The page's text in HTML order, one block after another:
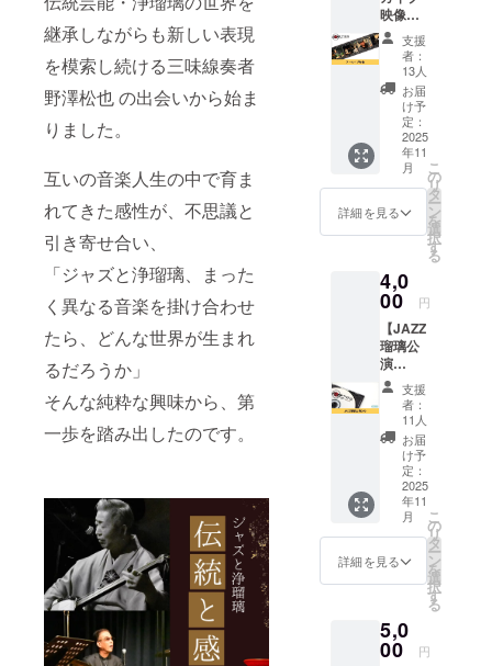
継承しながらも新しい表現
を模索し続ける三味線奏者
野澤松也 の出会いから始ま
りました。
互いの音楽人生の中で育ま
れてきた感性が、不思議と
引き寄せ合い、
「ジャズと浄瑠璃、まった
く異なる音楽を掛け合わせ
たら、どんな世界が生まれ
るだろうか」
そんな純粋な興味から、第
一歩を踏み出したのです。
せ支援
が可能
です。
応援の
気持ち
の上乗
せ、大
歓迎で
す！
映像】
2025年
開催の
JAZZ瑠
璃公演
のアー
カイブ
映像を
オンラ
インで
ご視聴
いただ
けま
視聴方
法は
メール
でお送
りさせ
ていた
だきま
す。
支援
者：
13人
お届
け予
定：
2025
年11
月
詳細を見る
こ
の
リ
タ
ー
ン
を
選
択
す
る
4,0
00 円
【JAZZ
瑠璃公
演
DVD】
2025年
開催の
JAZZ瑠
璃公演
の模様
を収録
した
DVDを
お届け
しま
す。 ※
値段で
す。
支援
者：
11人
お届
け予
定：
2025
年11
月
詳細を見る
こ
の
リ
タ
ー
ン
を
選
択
す
る
5,0
00 円